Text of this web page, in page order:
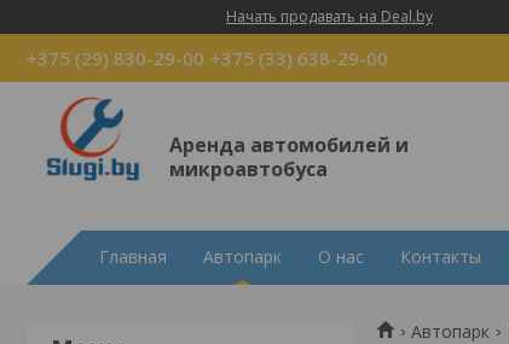
Начать продавать на Deal.by
+375 (29) 830-29-00 +375 (33) 638-29-00
Аренда автомобилей и
микроавтобуса
Главная Автопарк О нас Контакты
Автопарк